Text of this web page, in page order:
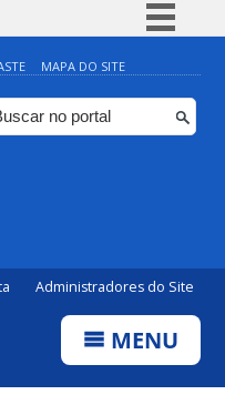
Simplifique!
Comunica BR
Participe
MAPA DO SITE
Administradores do Site
MENU